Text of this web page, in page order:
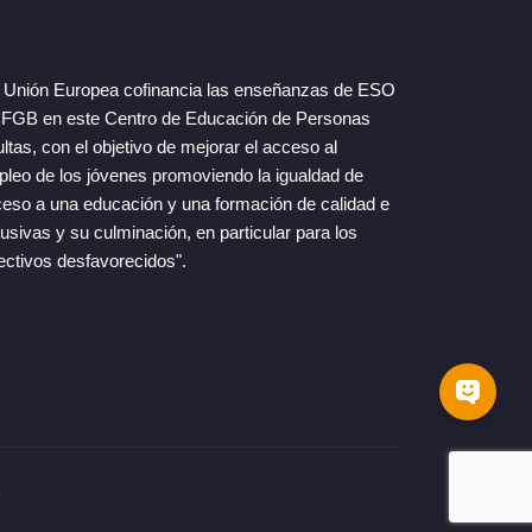
Unión Europea cofinancia las enseñanzas de ESO
en este Centro de Educación de Personas
con el objetivo de mejorar el acceso al
de los jóvenes promoviendo la igualdad de
a una educación y una formación de calidad e
y su culminación, en particular para los
desfavorecidos".